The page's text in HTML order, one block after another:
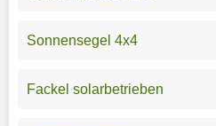
Sonnensegel 4x4
Fackel solarbetrieben